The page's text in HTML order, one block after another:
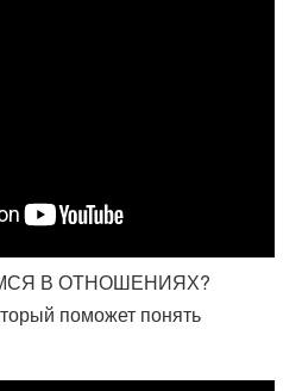
В ОТНОШЕНИЯХ?
поможет понять